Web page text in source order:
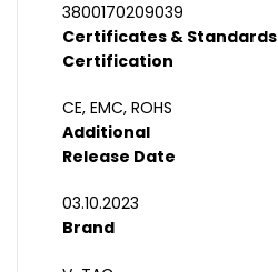
3800170209039
Certificates & Standards
Certification
CE, EMC, ROHS
Additional
Release Date
03.10.2023
Brand